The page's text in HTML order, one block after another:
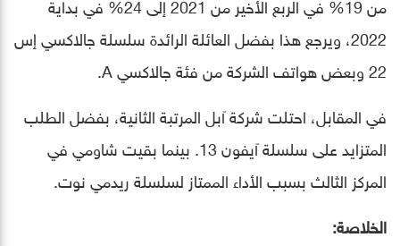
2022، ويرجع هذا بفضل العائلة الرائدة سلسلة جالاكسي إس
22 وبعض هواتف الشركة من فئة جالاكسي A.
في المقابل، احتلت شركة آبل المرتبة الثانية، بفضل الطلب
المتزايد على سلسلة آيفون 13. بينما بقيت شاومي في
المركز الثالث بسبب الأداء الممتاز لسلسلة ريدمي نوت.
الخلاصة: